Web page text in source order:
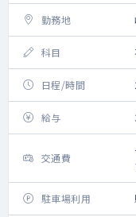
勤務地
科目
日程/時間
給与
交通費
駐車場利用